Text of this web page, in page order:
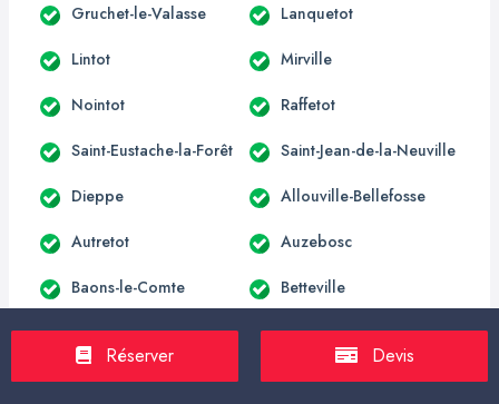
Gruchet-le-Valasse Lanquetot
Lintot Mirville
Nointot Raffetot
Saint-Eustache-la-Forêt Saint-Jean-de-la-Neuville
Dieppe Allouville-Bellefosse
Autretot Auzebosc
Baons-le-Comte Betteville
Blacqueville Bois-Himont
Carville-la-Folletière Croix-Mare
Réserver Devis